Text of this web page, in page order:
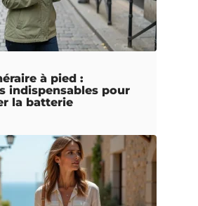
à pied :
indispensables pour
la batterie